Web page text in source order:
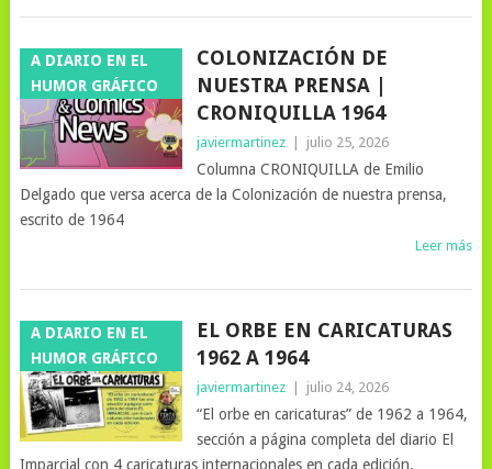
A DIARIO EN EL
HUMOR GRÁFICO
COLONIZACIÓN DE
NUESTRA PRENSA |
CRONIQUILLA 1964
javiermartinez julio 25, 2026
Columna CRONIQUILLA de Emilio
Delgado que versa acerca de la Colonización de nuestra prensa,
escrito de 1964
Leer más
A DIARIO EN EL
HUMOR GRÁFICO
EL ORBE EN CARICATURAS
1962 A 1964
javiermartinez julio 24, 2026
“El orbe en caricaturas” de 1962 a 1964,
sección a página completa del diario El
Imparcial con 4 caricaturas internacionales en cada edición.